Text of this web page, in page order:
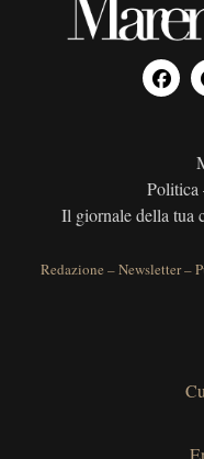
Politica
Il giornale della tua
Redazione –Newsletter–